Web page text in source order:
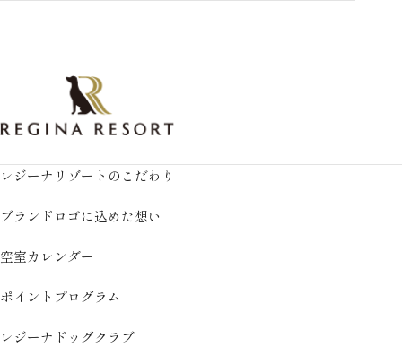
レジーナリゾートのこだわり
ブランドロゴに込めた想い
空室カレンダー
ポイントプログラム
レジーナドッグクラブ